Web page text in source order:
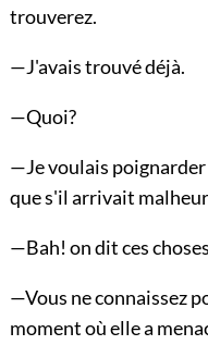
trouverez.
—J'avais trouvé déjà.
—Quoi?
—Je voulais poignarder
que s'il arrivait
—Bah! on dit ces
—Vous ne connaissez
moment où elle a